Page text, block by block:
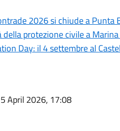
2026 si chiude a Punta
protezione civile a
Day: il 4 settembre al
April 2026, 17:08